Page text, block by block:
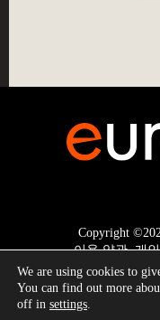
Copyright
이용 약관.개
We are using cookies to
You can find out more
off in settings.